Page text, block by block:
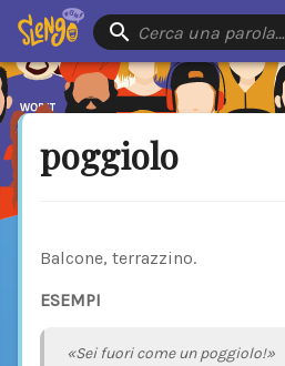
Cerca una parola…
poggiolo
Balcone, terrazzino.
ESEMPI
«Sei fuori come un poggiolo!»